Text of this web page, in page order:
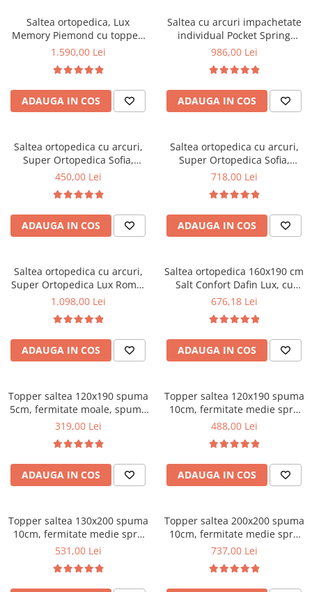
Top saltele 10 cm
Top saltele memory 5 cm
Top saltele MemoHR 6.5 cm
Saltele ieftine
Saltele cu plasa de arcuri
Saltele cu spuma
Mobilier bucatarie
Mese bucatarie
Scaune pentru bucatarie
Mobila bucatarie
Seturi mese si scaune bucatarie
Mobila hol
Suporturi si rafturi pantofi
Portmantouri
Pantofare
Seturi mobilier hol
Stender haine
Etajere
Cuiere
Mobilier gradinita
Scaune gradinita
Set mese si scaune gradinita
Mobila camera copii
Scaune birou pentru copii
Saltele patuturi copii
Masa si scaune gradinita
Saltea ortopedica, Lux
Memory Piemond cu topper,
160x200x32cm, fermitate tare,
2,5 cm, husa matlasata,
sistem de aerisire perimetral,
greutate maxima sustinuta
120 kg/utilizator, Saltex
1.590,00 Lei
ADAUGA IN COS
Saltea cu arcuri impachetate
individual Pocket Spring
Milano, 140x200x24cm, cu
sistem de aerisire perimetral,
Saltex
986,00 Lei
ADAUGA IN COS
Saltea ortopedica cu arcuri,
Super Ortopedica Sofia,
100x200x20cm, fermitate
fata vara-iarna, sistem
aerisire cu butoni, Saltex
450,00 Lei
ADAUGA IN COS
Saltea ortopedica cu arcuri,
Super Ortopedica Sofia,
160x200x20cm, fermitate
fata vara-iarna, sistem
aerisire cu butoni, Saltex
718,00 Lei
ADAUGA IN COS
Saltea ortopedica cu arcuri,
Super Ortopedica Lux Roma,
180x200x23cm, fermitate tare,
vara-iarna, sistem aerisire
perimetral, Saltex
1.098,00 Lei
ADAUGA IN COS
Saltea ortopedica 160x190 cm
Salt Confort Dafin Lux, cu
arcuri Bonell, fermitate
676,18 Lei
ADAUGA IN COS
Topper saltea 120x190 spuma
5cm, fermitate moale, spuma
poliuretanica, husa fixa
319,00 Lei
ADAUGA IN COS
Topper saltea 120x190 spuma
10cm, fermitate medie spre
tare, spuma poliuretanica,
microfibra, Saltsib
488,00 Lei
ADAUGA IN COS
Topper saltea 130x200 spuma
10cm, fermitate medie spre
tare, spuma poliuretanica,
microfibra, Saltsib
531,00 Lei
Topper saltea 200x200 spuma
10cm, fermitate medie spre
tare, spuma poliuretanica,
microfibra, Saltsib
737,00 Lei